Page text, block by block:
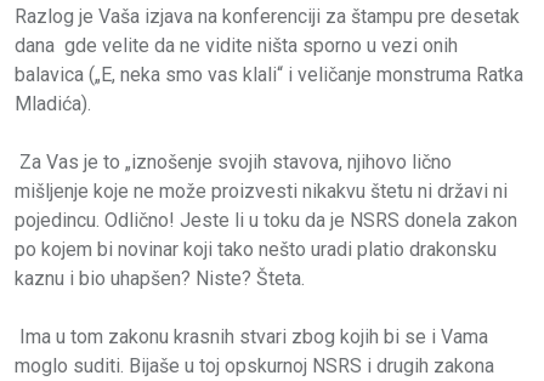
Razlog je Vaša izjava na konferenciji za štampu pre desetak
dana gde velite da ne vidite ništa sporno u vezi onih
balavica („E, neka smo vas klali“ i veličanje monstruma Ratka
Mladića).
Za Vas je to „iznošenje svojih stavova, njihovo lično
mišljenje koje ne može proizvesti nikakvu štetu ni državi ni
pojedincu. Odlično! Jeste li u toku da je NSRS donela zakon
po kojem bi novinar koji tako nešto uradi platio drakonsku
kaznu i bio uhapšen? Niste? Šteta.
Ima u tom zakonu krasnih stvari zbog kojih bi se i Vama
moglo suditi. Bijaše u toj opskurnoj NSRS i drugih zakona